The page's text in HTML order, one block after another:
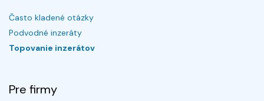
Často kladené otázky
Podvodné inzeráty
Topovanie inzerátov
Pre firmy